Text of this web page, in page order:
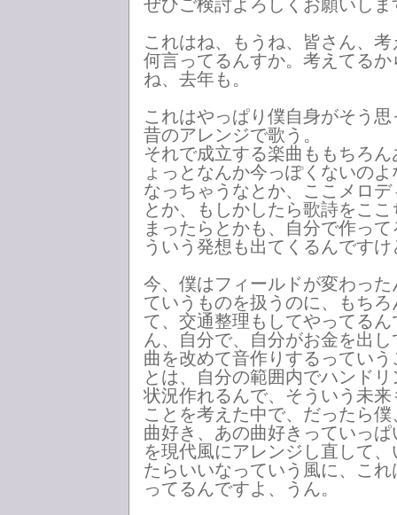
ぜひご検討よろしくお願いしま
これはね、もうね、皆さん、
何言ってるんすか。考えてる
ね、去年も。
これはやっぱり僕自身がそう
昔のアレンジで歌う。
それで成立する楽曲ももちろ
ょっとなんか今っぽくないの
なっちゃうなとか、ここメロ
とか、もしかしたら歌詩をこ
まったらとかも、自分で作っ
ういう発想も出てくるんですけ
今、僕はフィールドが変わっ
ていうものを扱うのに、もち
て、交通整理もしてやってる
ん、自分で、自分がお金を出
曲を改めて音作りするってい
とは、自分の範囲内でハンド
状況作れるんで、そういう未
ことを考えた中で、だったら
曲好き、あの曲好きっていっ
を現代風にアレンジし直して
たらいいなっていう風に、こ
ってるんですよ、うん。